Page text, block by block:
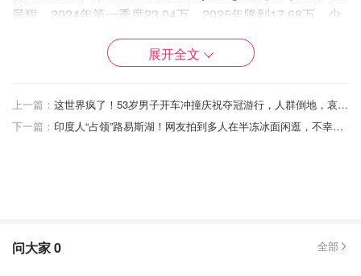
最狠，2024年第一季度23.04万，2025年降到17.68万，少
5.36万。这多因乌克兰人减少，2024年第一季度6.672万，
2025年只2.111万，少4.561万。IMP包括给国际学生的工作
易协议、企业调动和高需求职业（如软件工程师）许可。
展开全文
上一篇：
这世界疯了！53岁男子开车冲撞庆祝夺冠游行，人群倒地，哀嚎遍地！
下一篇：
印度人“占领”路易斯湖！网友拍到多人在半冻冰面闲逛，不幸掉下冰窟！
问大家0 全部